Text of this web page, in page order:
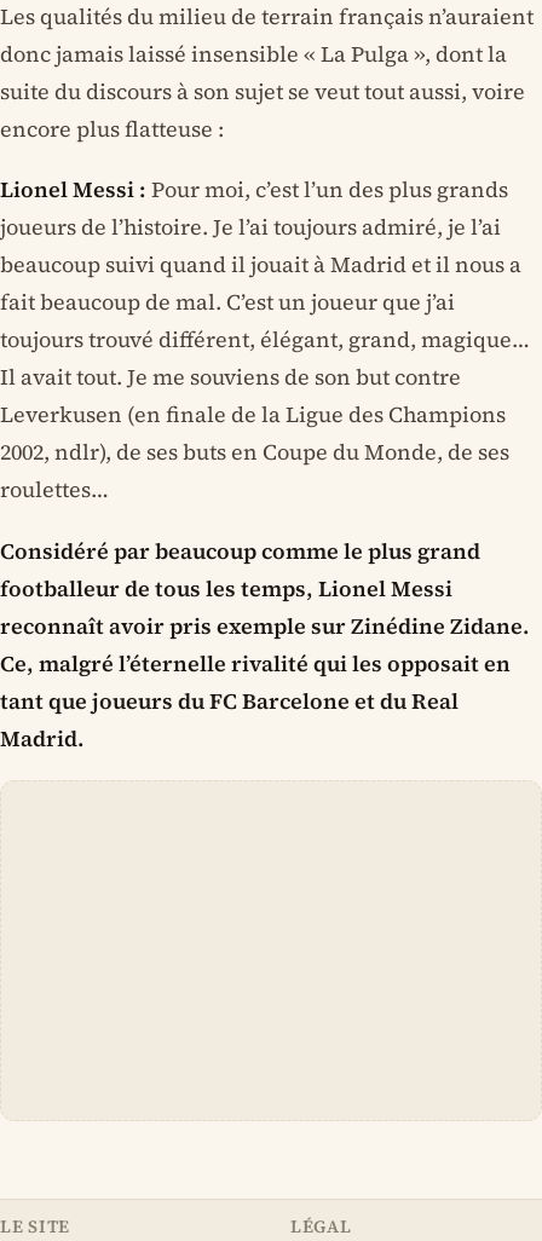
Les qualités du milieu de terrain français n’auraient
donc jamais laissé insensible « La Pulga », dont la
suite du discours à son sujet se veut tout aussi, voire
encore plus flatteuse :
Lionel Messi : Pour moi, c’est l’un des plus grands
joueurs de l’histoire. Je l’ai toujours admiré, je l’ai
beaucoup suivi quand il jouait à Madrid et il nous a
fait beaucoup de mal. C’est un joueur que j’ai
toujours trouvé différent, élégant, grand, magique…
Il avait tout. Je me souviens de son but contre
Leverkusen (en finale de la Ligue des Champions
2002, ndlr), de ses buts en Coupe du Monde, de ses
roulettes…
Considéré par beaucoup comme le plus grand
footballeur de tous les temps, Lionel Messi
reconnaît avoir pris exemple sur Zinédine Zidane.
Ce, malgré l’éternelle rivalité qui les opposait en
tant que joueurs du FC Barcelone et du Real
Madrid.
LE SITE LÉGAL